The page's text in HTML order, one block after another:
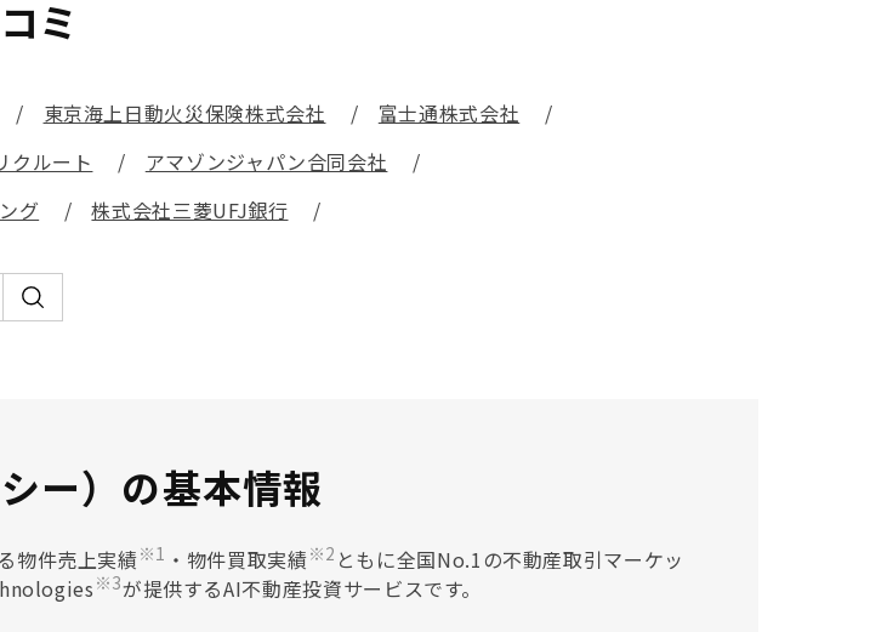
ミ
東京海上日動火災保険株式会社
富士通株式会社
クルート
アマゾンジャパン合同会社
グ
株式会社三菱UFJ銀行
ー）の基本情報
物件売上実績※1 ・物件買取実績※2 ともに全国No.1の不動産取引マーケッ
※3が提供するAI不動産投資サービスです。